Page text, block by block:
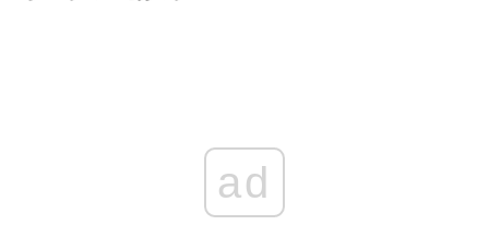
ad